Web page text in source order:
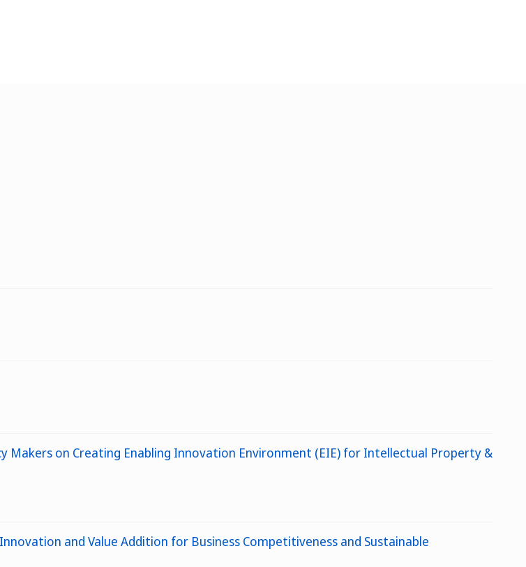
Makers on Creating Enabling Innovation Environment (EIE) for Intellectual Property &
and Value Addition for Business Competitiveness and Sustainable